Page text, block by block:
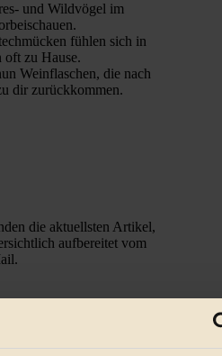
und Wildvögel im
fühlen sich in
oft zu Hause.
Weinflaschen, die nach
dir zurückkommen.
die aktuellsten Artikel,
aufbereitet vom